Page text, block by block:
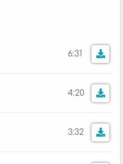
6:31
4:20
3:32